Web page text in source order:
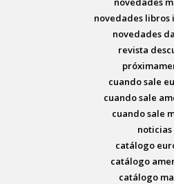
novedades libros
novedades
revista
cuando sale
cuando sale
cuando sale
noticias
catálogo
catálogo
catálogo